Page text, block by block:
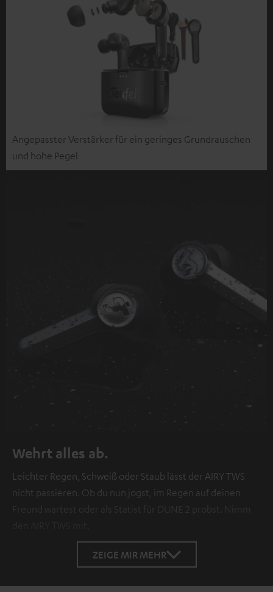
Angepasster Verstärker für ein geringes Grundrauschen
und hohe Pegel
Wehrt alles ab.
Leichter Regen, Schweiß oder Staub lässt der AIRY TWS
nicht passieren. Ob du nun jogst, im Regen auf deinen
Freund wartest oder als Statist für DUNE 2 probst. Nimm
ZEIGE MIR MEHR